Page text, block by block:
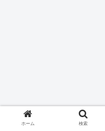
ホーム 検索